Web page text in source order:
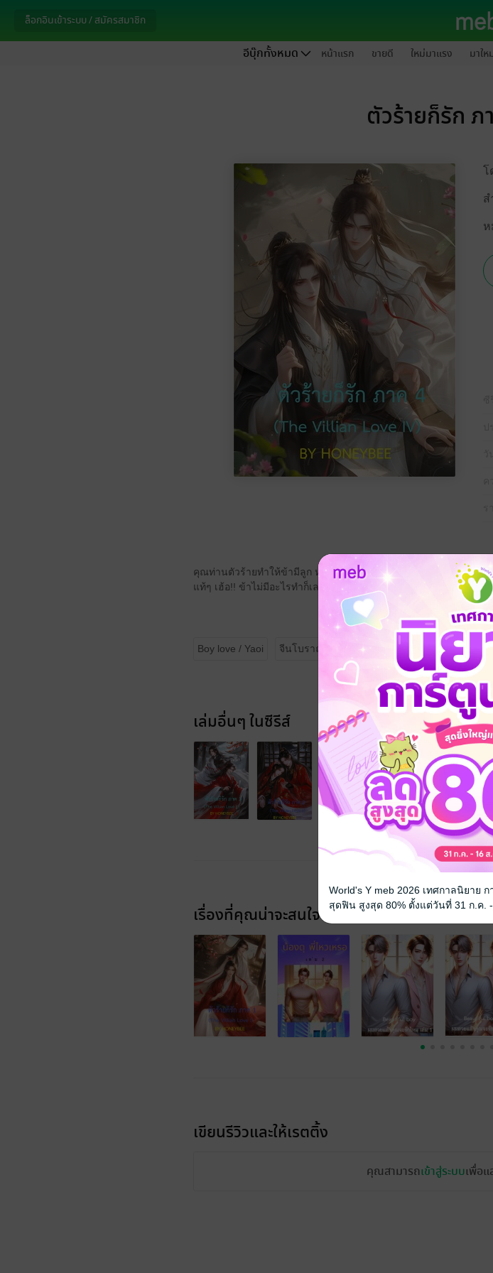
ล็อกอินเข้าระบบ / สมัครสมาชิก
อีบุ๊กทั้งหมด หน้าแรก ขายดี ใหม่มาแรง มาให
ตัวร้ายก็รัก ภ
โ
ส
ห
คุณท่านตัวร้ายทำให้ข้ามีลูก หนึ่งไม่พอ ยังจะแฝดสองอีก แถมศัตรูตัวร้
แท้ๆ เฮ้อ!! ข้าไม่มีอะไรทำก็เลยหาเมียให้เพื่อนตัวโตมันซะเลย
Boy love / Yaoi จีนโบราณ โรแมนติก โรมานซ์ แฟนตาซี
เล่มอื่นๆ ในซีรีส์
เรื่องที่คุณน่าจะสนใจ
เขียนรีวิวและให้เรตติ้ง
คุณสามารถเข้าสู่ระบบเพื่อ
World's Y meb 2026 เทศกาลนิยาย
สุดฟิน สูงสุด 80% ตั้งแต่วันที่ 31 ก.ค.